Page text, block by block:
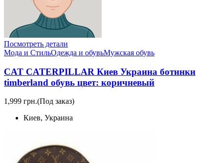
Посмотреть детали
Мода и СтильОдежда и обувьМужская обувь
CAT CATERPILLAR Киев Украина ботинки
timberland обувь цвет: коричневый
1,999 грн.(Под заказ)
Киев, Украина